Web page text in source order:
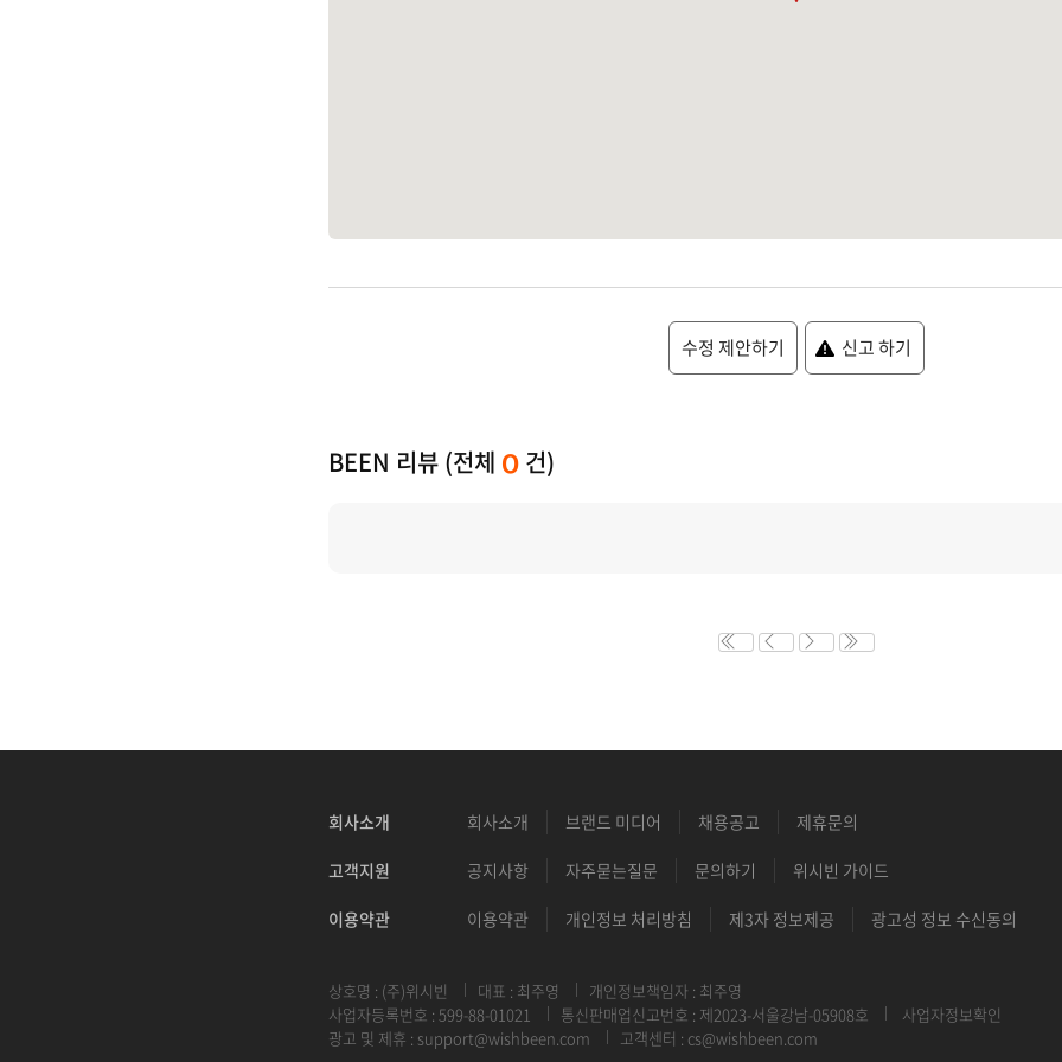
수정 제안하기 신고 하기
BEEN 리뷰 (전체 0 건)
회사소개 회사소개 브랜드 미디어 채용공고 제휴문의
고객지원 공지사항 자주묻는질문 문의하기 위시빈 가이드
이용약관 이용약관 개인정보 처리방침 제3자 정보제공 광고성 정보 수신동의
상호명 : (주)위시빈 대표 : 최주영
개인정보책임자 : 최주영
사업자등록번호 : 599-88-01021
통신판매업신고번호 : 제2023-서울강남-05908호
사업자정보확인
광고 및 제휴 : support@wishbeen.com 고객센터 : cs@wishbeen.com